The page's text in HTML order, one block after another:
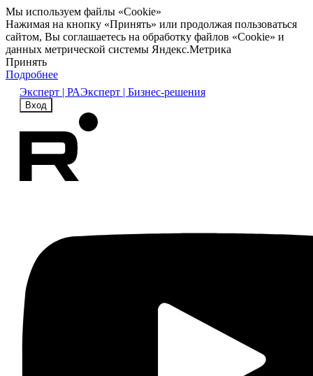
Мы используем файлы «Cookie»
Нажимая на кнопку «Принять» или продолжая пользоваться
сайтом, Вы соглашаетесь на обработку файлов «Cookie» и
данных метрической системы Яндекс.Метрика
Принять
Подробнее
Эксперт | РАЭксперт | Бизнес-решения
Вход